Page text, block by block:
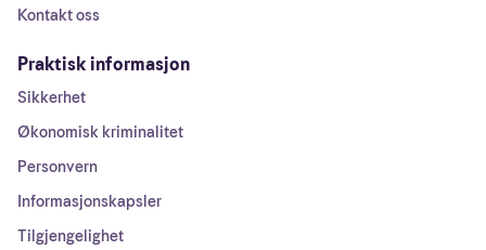
Kontakt oss
Praktisk informasjon
Sikkerhet
Økonomisk kriminalitet
Personvern
Informasjonskapsler
Tilgjengelighet